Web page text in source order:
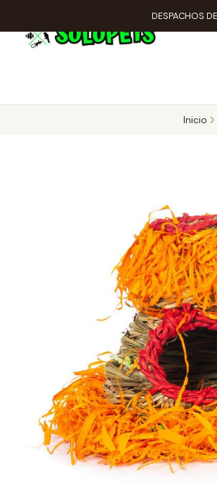
DESPACHOS
Inicio